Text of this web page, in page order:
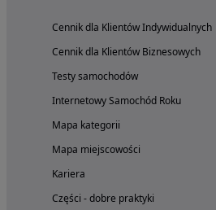
Cennik dla Klientów Indywidualnych
Cennik dla Klientów Biznesowych
Testy samochodów
Internetowy Samochód Roku
Mapa kategorii
Mapa miejscowości
Kariera
Części - dobre praktyki